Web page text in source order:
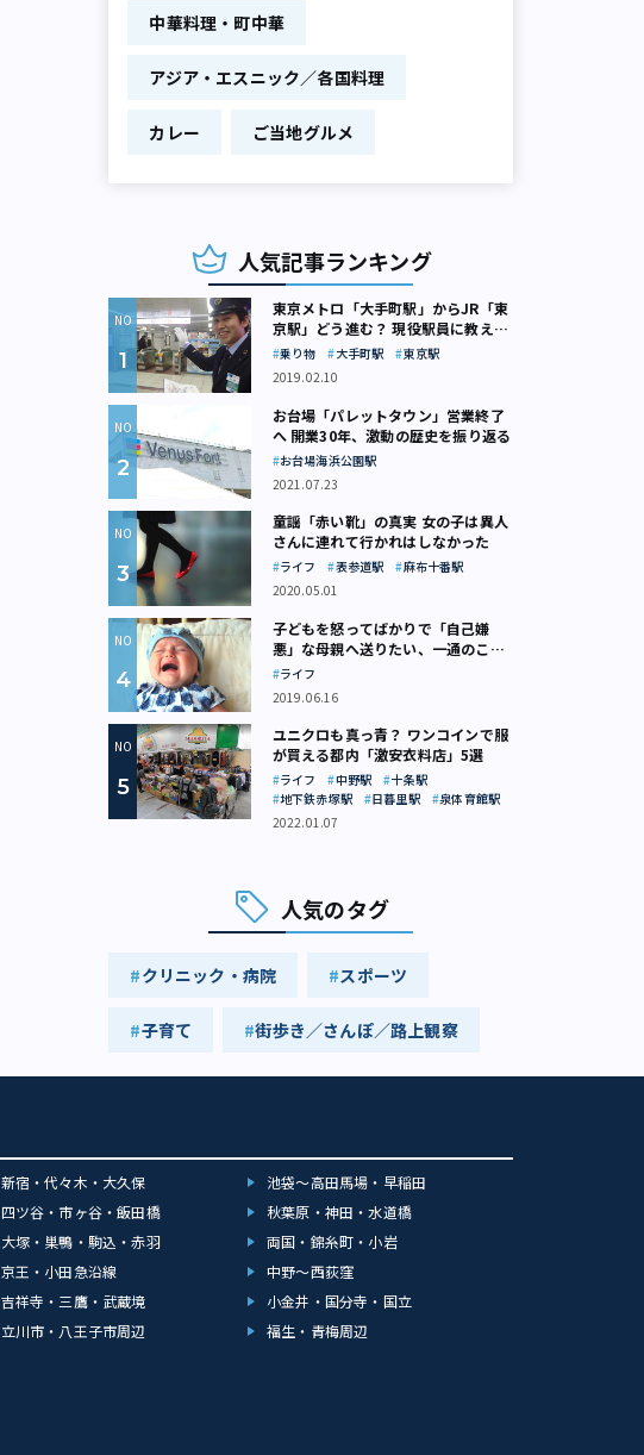
中華料理・町中華
アジア・エスニック／各国料理
カレー ご当地グルメ
人気記事ランキング
東京メトロ「大手町駅」からJR「東
京駅」どう進む？ 現役駅員に教えて
もらいました
乗り物 大手町駅
東京駅
2019.02.10
お台場「パレットタウン」営業終了
へ 開業30年、激動の歴史を振り返る
お台場海浜公園駅
2021.07.23
童謡「赤い靴」の真実 女の子は異人
さんに連れて行かれはしなかった
ライフ 表参道駅
麻布十番駅
2020.05.01
子どもを怒ってばかりで「自己嫌
悪」な母親へ送りたい、一通のここ
ろの処方箋
ライフ
2019.06.16
ユニクロも真っ青？ ワンコインで服
が買える都内「激安衣料店」5選
ライフ 中野駅
十条駅
地下鉄赤塚駅
日暮里駅
泉体育館駅
2022.01.07
人気のタグ
クリニック・病院 スポーツ
子育て 街歩き／さんぽ／路上観察
新宿・代々木・大久保
池袋～高田馬場・早稲田
四ツ谷・市ヶ谷・飯田橋
秋葉原・神田・水道橋
大塚・巣鴨・駒込・赤羽
両国・錦糸町・小岩
京王・小田急沿線
中野～西荻窪
吉祥寺・三鷹・武蔵境
小金井・国分寺・国立
立川市・八王子市周辺 福生・青梅周辺